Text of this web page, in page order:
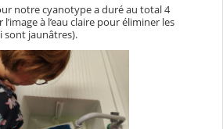
notre cyanotype a duré au total 4
à l’eau claire pour éliminer les
sont jaunâtres).